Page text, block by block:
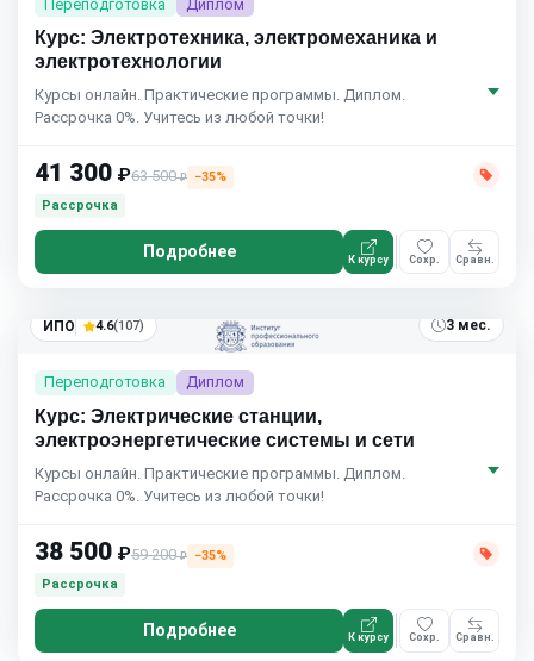
Переподготовка Диплом
Курс: Электротехника, электромеханика и
электротехнологии
Курсы онлайн. Практические программы. Диплом.
Рассрочка 0%. Учитесь из любой точки!
41 300 ₽63 500₽
−35%
Рассрочка
Подробнее К курсу Сохр. Сравн.
ИПО 4.6(107) 3 мес.
Переподготовка Диплом
Курс: Электрические станции,
электроэнергетические системы и сети
Курсы онлайн. Практические программы. Диплом.
Рассрочка 0%. Учитесь из любой точки!
38 500 ₽59 200₽
−35%
Рассрочка
Подробнее К курсу Сохр. Сравн.